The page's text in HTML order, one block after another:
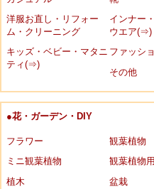
洋服お直し・リフォー
ム・クリーニング
インナー
ウエア(⇒)
キッズ・ベビー・マタニ
ティ(⇒)
ファッシ
その他
●花・ガーデン・DIY
フラワー
観葉植物
ミニ観葉植物
観葉植物
植木
盆栽